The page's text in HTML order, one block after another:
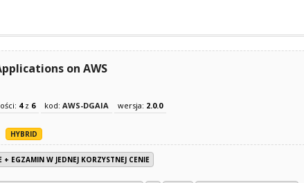
on AWS
4z 6 kod: AWS-DGAIA wersja: 2.0.0
HYBRID
EGZAMIN W JEDNEJ KORZYSTNEJ CENIE